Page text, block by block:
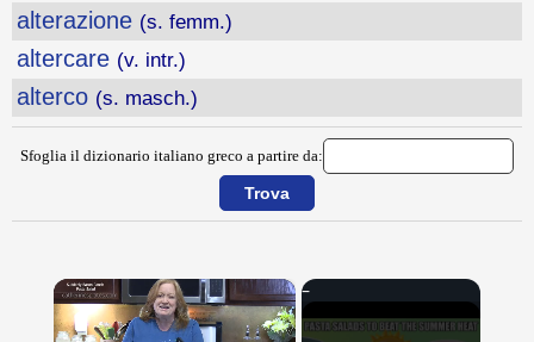
alterazione (s. femm.)
altercare (v. intr.)
alterco (s. masch.)
Sfoglia il dizionario italiano greco a partire da:
×